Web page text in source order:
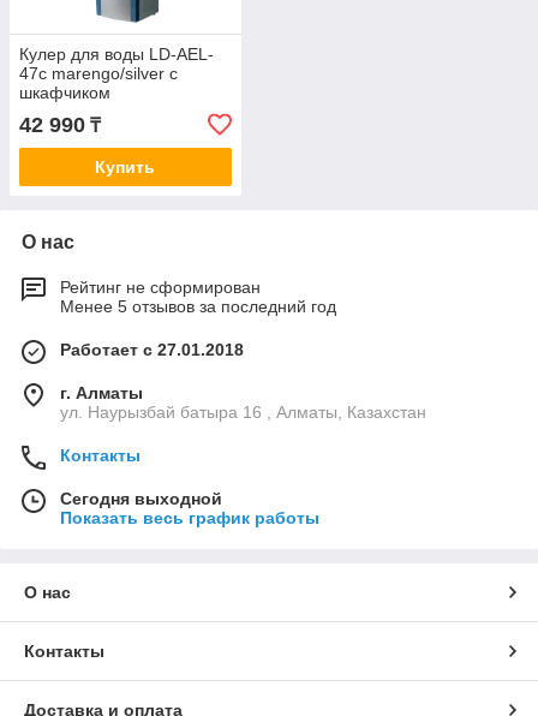
Кулер для воды LD-AEL-
47c marengo/silver с
шкафчиком
42 990 ₸
Купить
О нас
Рейтинг не сформирован
Менее 5 отзывов за последний год
Работает с 27.01.2018
г. Алматы
ул. Наурызбай батыра 16 , Алматы, Казахстан
Контакты
Сегодня выходной
Показать весь график работы
О нас
Контакты
Доставка и оплата